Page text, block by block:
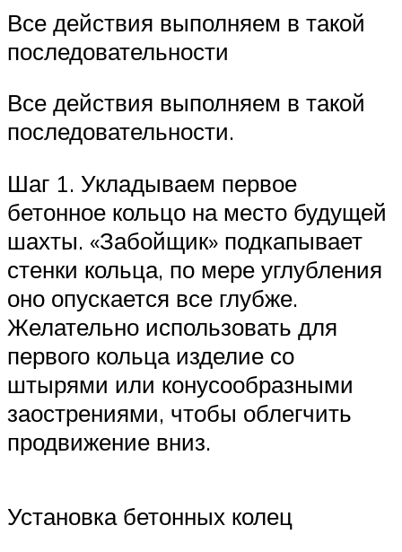
Все действия выполняем в такой
последовательности
Все действия выполняем в такой
последовательности.
Шаг 1. Укладываем первое
бетонное кольцо на место будущей
шахты. «Забойщик» подкапывает
стенки кольца, по мере углубления
оно опускается все глубже.
Желательно использовать для
первого кольца изделие со
штырями или конусообразными
заострениями, чтобы облегчить
продвижение вниз.
Установка бетонных колец